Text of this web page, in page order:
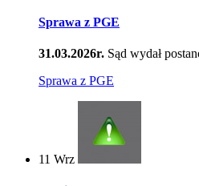
Sprawa z PGE
31.03.2026r. Sąd wydał
Sprawa z PGE
11 Wrz